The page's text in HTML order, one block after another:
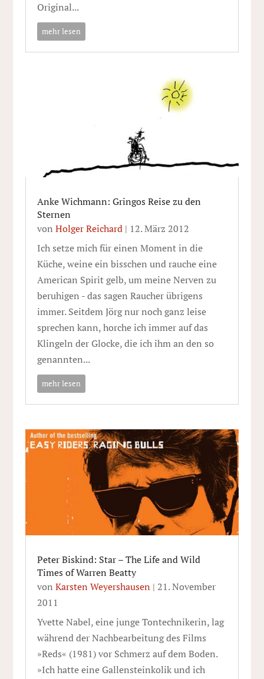
Original...
mehr lesen
Anke Wichmann: Gringos Reise zu den
Sternen
von Holger Reichard| 12. März 2012
Ich setze mich für einen Moment in die
Küche, weine ein bisschen und rauche eine
American Spirit gelb, um meine Nerven zu
beruhigen - das sagen Raucher übrigens
immer. Seitdem Jörg nur noch ganz leise
sprechen kann, horche ich immer auf das
Klingeln der Glocke, die ich ihm an den so
genannten...
mehr lesen
Peter Biskind: Star – The Life and Wild
Times of Warren Beatty
von Karsten Weyershausen | 21. November
2011
Yvette Nabel, eine junge Tontechnikerin, lag
während der Nachbearbeitung des Films
»Reds« (1981) vor Schmerz auf dem Boden.
»Ich hatte eine Gallensteinkolik und ich